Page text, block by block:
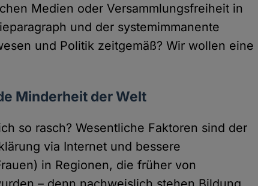
Medien oder Versammlungsfreiheit in
und der systemimmanente
und Politik zeitgemäß? Wir wollen eine
Minderheit der Welt
so rasch? Wesentliche Faktoren sind der
via Internet und bessere
in Regionen, die früher von